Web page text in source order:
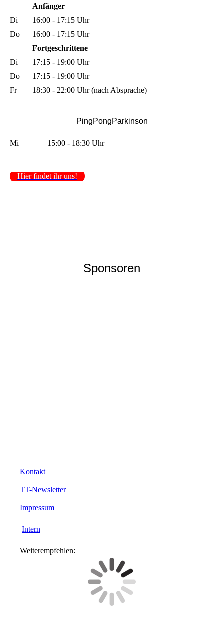
Anfänger
Di
16:00 - 17:15 Uhr
Do
16:00 - 17:15 Uhr
Fortgeschrittene
Di
17:15 - 19:00 Uhr
Do
17:15 - 19:00 Uhr
Fr
18:30 - 22:00 Uhr (nach Absprache)
PingPongParkinson
Mi 15:00 - 18:30 Uhr
Hier findet ihr uns!
Sponsoren
Kontakt
TT-Newsletter
Impressum
Intern
Weiterempfehlen: